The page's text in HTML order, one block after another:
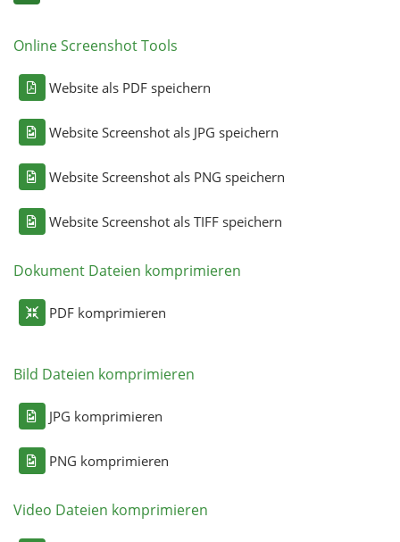
Online Screenshot Tools
Website als PDF speichern
Website Screenshot als JPG speichern
Website Screenshot als PNG speichern
Website Screenshot als TIFF speichern
Dokument Dateien komprimieren
PDF komprimieren
Bild Dateien komprimieren
JPG komprimieren
PNG komprimieren
Video Dateien komprimieren